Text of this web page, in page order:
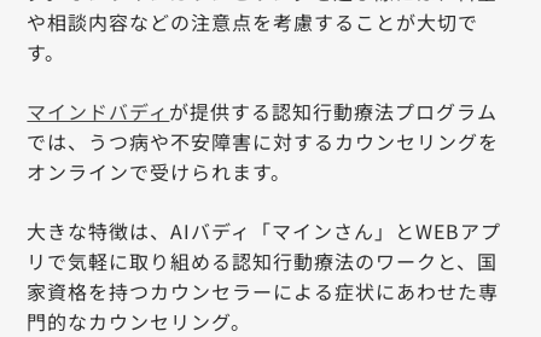
や相談内容などの注意点を考慮することが大切で
す。
マインドバディ が提供する認知行動療法プログラム
では、うつ病や不安障害に対するカウンセリングを
オンラインで受けられます。
大きな特徴は、AIバディ「マインさん」とWEBアプ
リで気軽に取り組める認知行動療法のワークと、国
家資格を持つカウンセラーによる症状にあわせた専
門的なカウンセリング。